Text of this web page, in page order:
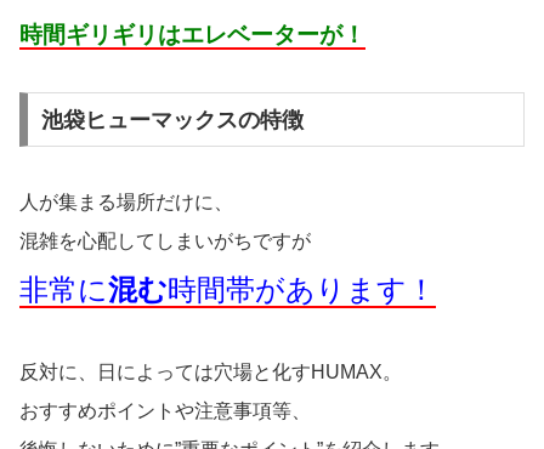
時間ギリギリはエレベーターが！
池袋ヒューマックスの特徴
人が集まる場所だけに、
混雑を心配してしまいがちですが
非常に混む時間帯があります！
反対に、日によっては穴場と化すHUMAX。
おすすめポイントや注意事項等、